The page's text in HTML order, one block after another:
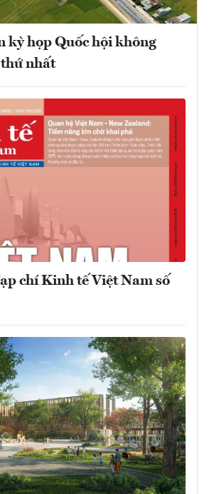
kỳ họp Quốc hội không
nhất
chí Kinh tế Việt Nam số